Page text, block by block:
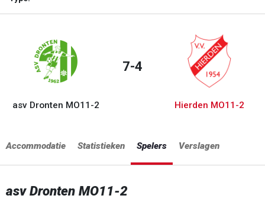
asv Dronten MO11-2
7-4
Hierden MO11-2
Accommodatie Statistieken Spelers Verslagen
asv Dronten MO11-2